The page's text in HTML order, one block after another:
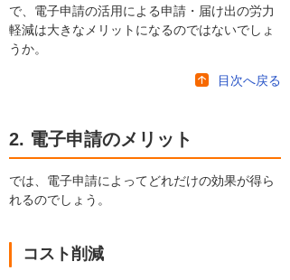
で、電子申請の活用による申請・届け出の労力
軽減は大きなメリットになるのではないでしょ
うか。
目次へ戻る
2. 電子申請のメリット
では、電子申請によってどれだけの効果が得ら
れるのでしょう。
コスト削減